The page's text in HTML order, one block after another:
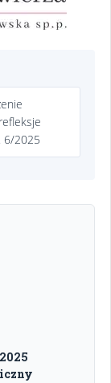
6/2025